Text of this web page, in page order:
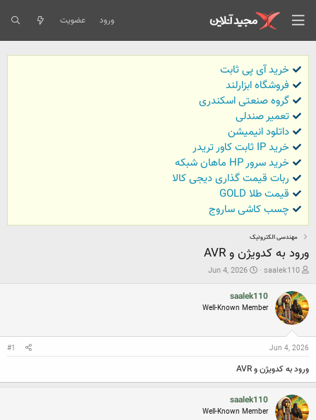
ورود عضویت
خرید آی پی ثابت
فروشگاه ابزارلند
گروه صنعتی اسکندری
تعمیر صندلی
داتلود انیمیشن
خرید IP ثابت کاور تریدر
خرید سرور HP ماهان شبکه
ربات قیمت گذاری دیجی کالا
قیمت طلا GOLD
چسب کاشی ساروج
مهندسی الکترونیک
ورود به کدویژن و AVR
ش
و
ع
ک
ن
ن
د
م
و
ض
و
ع
saalek110
ت
ر
ی
خ
ر
Jun 4, 2026
saalek110
Well-Known Member
Jun 4, 2026
#1
ورود به کدویژن و AVR
saalek110
Well-Known Member